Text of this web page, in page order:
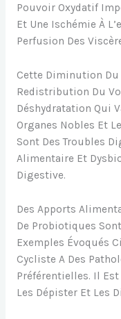
Pouvoir Oxydatif
Et Une Ischémie À
Perfusion Des
Cette Diminution Du
Redistribution Du
Déshydratation Qui
Organes Nobles Et
Sont Des Troubles
Alimentaire Et
Digestive.
Des Apports
De Probiotiques
Exemples Évoqués
Cycliste A Des
Préférentielles. Il
Les Dépister Et Les